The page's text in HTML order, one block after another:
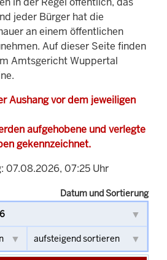
jeder Bürger hat die
an einem öffentlichen
Auf dieser Seite finden
Amtsgericht Wuppertal
Aushang vor dem jeweiligen
aufgehobene und verlegte
gekennzeichnet.
07.08.2026, 07:25 Uhr
Datum und Sortierung